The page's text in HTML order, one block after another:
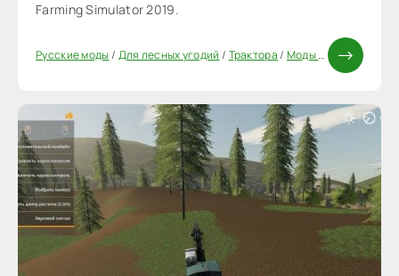
Farming Simulator 2019.
Русские моды/ Для лесных угодий / Трактора/ Моды FS 19